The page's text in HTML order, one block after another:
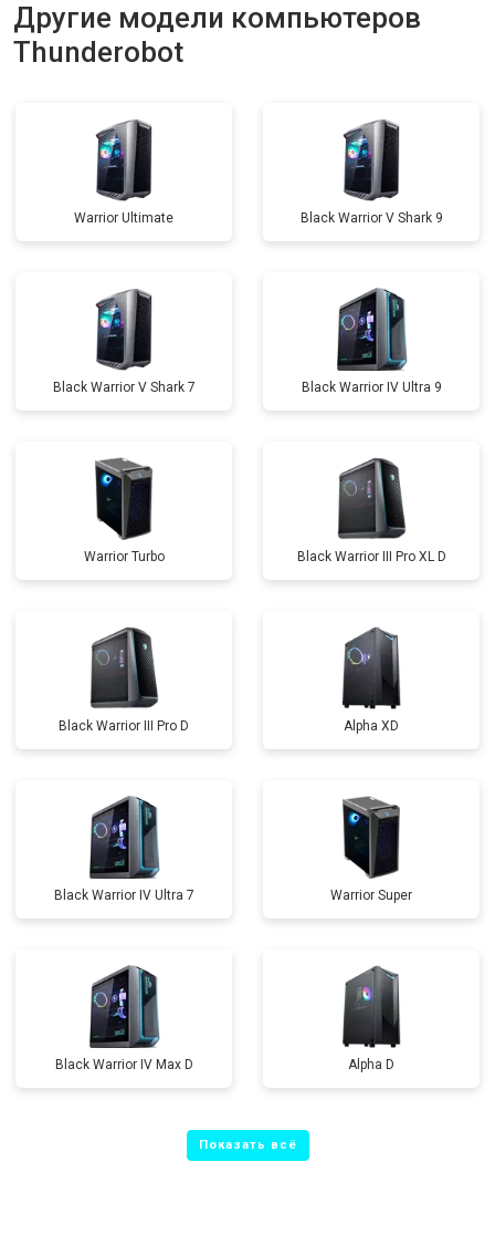
Другие модели компьютеров
Thunderobot
Warrior Ultimate Black Warrior V Shark 9
Black Warrior V Shark 7 Black Warrior IV Ultra 9
Warrior Turbo Black Warrior III Pro XL D
Black Warrior III Pro D Alpha XD
Black Warrior IV Ultra 7 Warrior Super
Black Warrior IV Max D Alpha D